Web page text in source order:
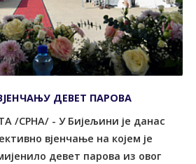
ДЕВЕТ ПАРОВА
/СРНА/ - У Бијељини је данас
вјенчање на којем је
девет парова из овог